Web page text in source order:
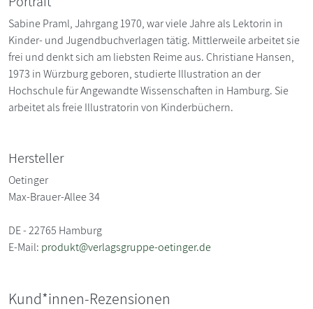
Sabine Praml, Jahrgang 1970, war viele Jahre als Lektorin in
Kinder- und Jugendbuchverlagen tätig. Mittlerweile arbeitet sie
frei und denkt sich am liebsten Reime aus. Christiane Hansen,
1973 in Würzburg geboren, studierte Illustration an der
Hochschule für Angewandte Wissenschaften in Hamburg. Sie
arbeitet als freie Illustratorin von Kinderbüchern.
Hersteller
Oetinger
Max-Brauer-Allee 34
DE - 22765 Hamburg
E-Mail: produkt@verlagsgruppe-oetinger.de
Kund*innen-Rezensionen